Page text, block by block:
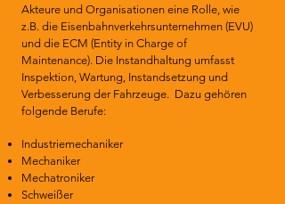
Akteure und Organisationen eine Rolle, wie
z.B. die Eisenbahnverkehrsunternehmen (EVU)
und die ECM (Entity in Charge of
Maintenance). Die Instandhaltung umfasst
Inspektion, Wartung, Instandsetzung und
Verbesserung der Fahrzeuge. Dazu gehören
folgende Berufe:
Industriemechaniker
Mechaniker
Mechatroniker
Schweißer